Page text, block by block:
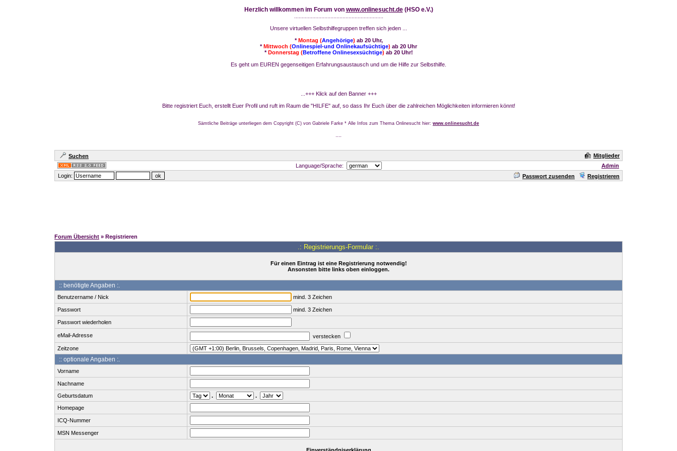
Herzlich willkommen im Forum von www.onlinesucht.de(HSO e.V.)
Unsere virtuellen Selbsthilfegruppen treffen sich jeden ...
*Montag (Angehörige) ab 20 Uhr,
*Mittwoch (Onlinespiel-und Onlinekaufsüchtige) ab 20 Uhr
*Donnerstag (Betroffene Onlinesexsüchtige) ab 20 Uhr!
Es geht um EUREN gegenseitigen Erfahrungsaustausch und um die Hilfe zur Selbsthilfe.
...+++ Klick auf den Banner +++
Bitte registriert Euch, erstellt Euer Profil und ruft im Raum die "HILFE" auf, so dass Ihr Euch über die zahlreichen Möglichkeiten informieren könnt!
Sämtliche Beiträge unterliegen dem Copyright (C) von Gabriele Farke * Alle Infos zum Thema Onlinesucht hier: www.onlinesucht.de
Suchen
Mitglieder
Language/Sprache:
Admin
Login:
Passwort zusenden Registrieren
Forum Übersicht » Registrieren
.: Registrierungs-Formular :.
Für einen Eintrag ist eine Registrierung notwendig!
Ansonsten bitte links oben einloggen.
:: benötigte Angaben :.
Benutzername / Nick mind. 3 Zeichen
Passwort mind. 3 Zeichen
Passwort wiederholen
eMail-Adresse
verstecken
Zeitzone
:: optionale Angaben :.
Vorname
Nachname
Geburtsdatum
.
.
Homepage
ICQ-Nummer
MSN Messenger